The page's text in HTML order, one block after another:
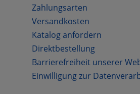
Zahlungsarten
Versandkosten
Katalog anfordern
Direktbestellung
Barrierefreiheit unserer
Einwilligung zur